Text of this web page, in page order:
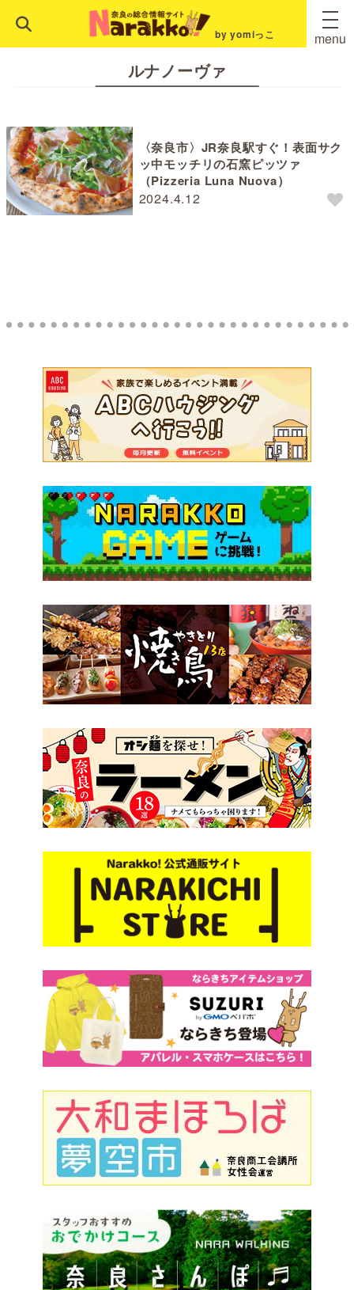
by yomiっこ menu
ルナノーヴァ
2024.4.12
〈奈良市〉JR奈良駅すぐ！表面サク
ッ中モッチリの石窯ピッツァ
（Pizzeria Luna Nuova）